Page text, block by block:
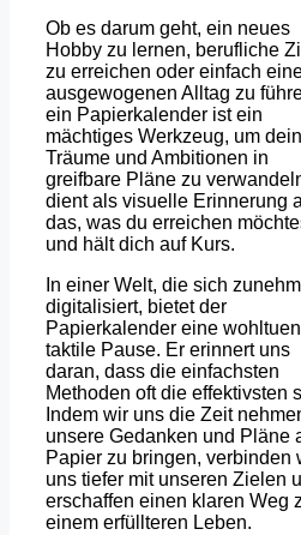
Ob es darum geht, ein neues
Hobby zu lernen, berufliche
zu erreichen oder einfach
ausgewogenen Alltag zu
ein Papierkalender ist ein
mächtiges Werkzeug, um
Träume und Ambitionen in
greifbare Pläne zu
dient als visuelle Erinnerung
das, was du erreichen
und hält dich auf Kurs.
In einer Welt, die sich
digitalisiert, bietet der
Papierkalender eine
taktile Pause. Er erinnert uns
daran, dass die einfachsten
Methoden oft die effektivsten
Indem wir uns die Zeit
unsere Gedanken und Pläne
Papier zu bringen, verbinden
uns tiefer mit unseren Zielen
erschaffen einen klaren Weg
einem erfüllteren Leben.